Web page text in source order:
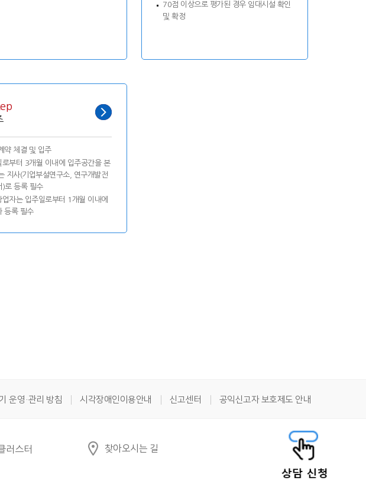
70점 이상으로 평가된 경우 임대시설 확인
및 확정
약 체결 및 입주
로부터 3개월 이내에 입주공간을 본
지사(기업부설연구소, 연구개발전
)로 등록 필수
업자는 입주일로부터 1개월 이내에
등록 필수
찾아오시는 길
운영·관리 방침 시각장애인이용안내 신고센터 공익신고자 보호제도 안내
러스터